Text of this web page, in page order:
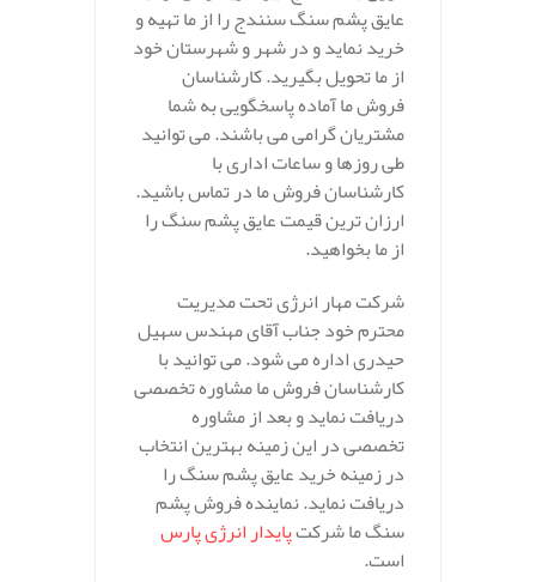
عایق پشم سنگ سنندج را از ما تهیه و
خرید نماید و در شهر و شهرستان خود
از ما تحویل بگیرید. کارشناسان
فروش ما آماده پاسخگویی به شما
مشتریان گرامی می باشند. می توانید
طی روزها و ساعات اداری با
کارشناسان فروش ما در تماس باشید.
ارزان ترین قیمت عایق پشم سنگ را
از ما بخواهید.
شرکت مهار انرژی تحت مدیریت
محترم خود جناب آقای مهندس سهیل
حیدری اداره می شود. می توانید با
کارشناسان فروش ما مشاوره تخصصی
دریافت نماید و بعد از مشاوره
تخصصی در این زمینه بهترین انتخاب
در زمینه خرید عایق پشم سنگ را
دریافت نماید. نماینده فروش پشم
سنگ ما شرکتپایدار انرژی پارس
است.